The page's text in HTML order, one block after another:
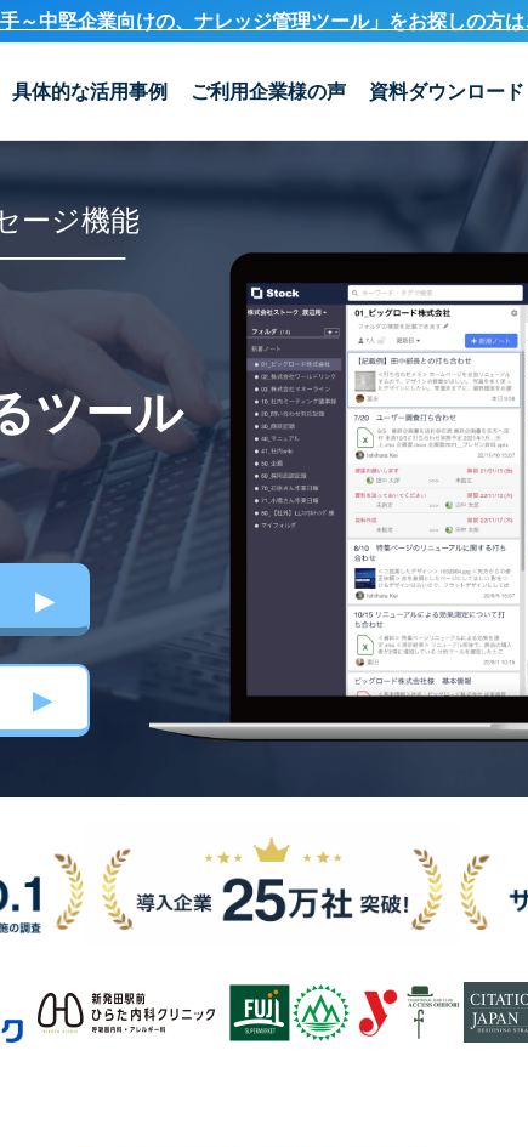
～中堅企業向けの、ナレッジ管理ツール」をお探しの方
具体的な活用事例 ご利用企業様の声 資料ダウンロード
ージ機能
ツール